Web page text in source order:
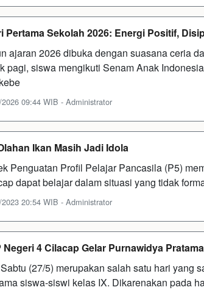
Pertama Sekolah 2026: Energi Positif,
ajaran 2026 dibuka dengan suasana ceria
pagi, siswa mengikuti Senam Anak
09:44 WIB - Administrator
Ikan Masih Jadi Idola
Penguatan Profil Pelajar Pancasila (P5)
dapat belajar dalam situasi yang tidak
20:54 WIB - Administrator
Negeri 4 Cilacap Gelar Purnawidya Pratama
(27/5) merupakan salah satu hari yang
siswa-siswi kelas IX. Dikarenakan pada